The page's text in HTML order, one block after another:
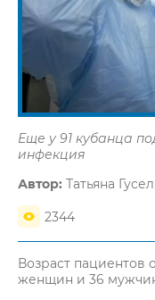
Еще у 91 кубанца
инфекция
Автор: Татьяна
2344
Возраст пациентов
женщин и 36